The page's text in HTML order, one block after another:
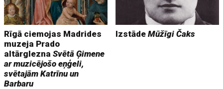
Rīgā ciemojas Madrides
muzeja Prado
altārgleznaSvētā Ģimene
ar muzicējošo eņģeli,
svētajām Katrīnu un
Barbaru
IzstādeMūžīgi Čaks